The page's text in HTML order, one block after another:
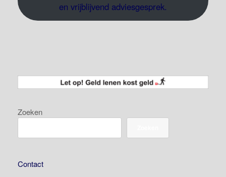
en vrijblijvend adviesgesprek.
Zoeken
Contact